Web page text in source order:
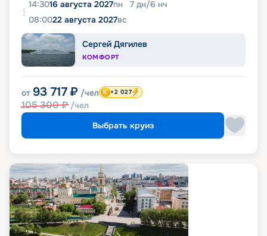
14:3016 августа 2027пн 7 дн/6 нч
08:0022 августа 2027вс
Сергей Дягилев
КОМФОРТ
от 93 717 ₽ /чел
105 300₽ /чел
+2 027
Выбрать круиз